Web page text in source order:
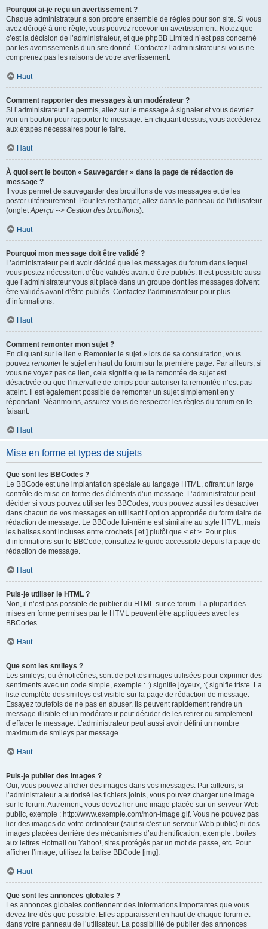
Pourquoi ai-je reçu un avertissement ?
Chaque administrateur a son propre ensemble de règles pour son site. Si vous
avez dérogé à une règle, vous pouvez recevoir un avertissement. Notez que
c’est la décision de l’administrateur, et que phpBB Limited n’est pas concerné
par les avertissements d’un site donné. Contactez l’administrateur si vous ne
comprenez pas les raisons de votre avertissement.
Haut
Comment rapporter des messages à un modérateur ?
Si l’administrateur l’a permis, allez sur le message à signaler et vous devriez
voir un bouton pour rapporter le message. En cliquant dessus, vous accéderez
aux étapes nécessaires pour le faire.
Haut
À quoi sert le bouton « Sauvegarder » dans la page de rédaction de
message ?
Il vous permet de sauvegarder des brouillons de vos messages et de les
poster ultérieurement. Pour les recharger, allez dans le panneau de l’utilisateur
(ongletAperçu --> Gestion des brouillons).
Haut
Pourquoi mon message doit être validé ?
L’administrateur peut avoir décidé que les messages du forum dans lequel
vous postez nécessitent d’être validés avant d’être publiés. Il est possible aussi
que l’administrateur vous ait placé dans un groupe dont les messages doivent
être validés avant d’être publiés. Contactez l’administrateur pour plus
d’informations.
Haut
Comment remonter mon sujet ?
En cliquant sur le lien « Remonter le sujet » lors de sa consultation, vous
pouvez remonterle sujet en haut du forum sur la première page. Par ailleurs, si
vous ne voyez pas ce lien, cela signifie que la remontée de sujet est
désactivée ou que l’intervalle de temps pour autoriser la remontée n’est pas
atteint. Il est également possible de remonter un sujet simplement en y
répondant. Néanmoins, assurez-vous de respecter les règles du forum en le
faisant.
Haut
Mise en forme et types de sujets
Que sont les BBCodes ?
Le BBCode est une implantation spéciale au langage HTML, offrant un large
contrôle de mise en forme des éléments d’un message. L’administrateur peut
décider si vous pouvez utiliser les BBCodes, vous pouvez aussi les désactiver
dans chacun de vos messages en utilisant l’option appropriée du formulaire de
rédaction de message. Le BBCode lui-même est similaire au style HTML, mais
les balises sont incluses entre crochets [ et ] plutôt que < et >. Pour plus
d’informations sur le BBCode, consultez le guide accessible depuis la page de
rédaction de message.
Haut
Puis-je utiliser le HTML ?
Non, il n’est pas possible de publier du HTML sur ce forum. La plupart des
mises en forme permises par le HTML peuvent être appliquées avec les
BBCodes.
Haut
Que sont les smileys ?
Les smileys, ou émoticônes, sont de petites images utilisées pour exprimer des
sentiments avec un code simple, exemple : :) signifie joyeux, :( signifie triste. La
liste complète des smileys est visible sur la page de rédaction de message.
Essayez toutefois de ne pas en abuser. Ils peuvent rapidement rendre un
message illisible et un modérateur peut décider de les retirer ou simplement
d’effacer le message. L’administrateur peut aussi avoir défini un nombre
maximum de smileys par message.
Haut
Puis-je publier des images ?
Oui, vous pouvez afficher des images dans vos messages. Par ailleurs, si
l’administrateur a autorisé les fichiers joints, vous pouvez charger une image
sur le forum. Autrement, vous devez lier une image placée sur un serveur Web
public, exemple : http://www.exemple.com/mon-image.gif. Vous ne pouvez pas
lier des images de votre ordinateur (sauf si c’est un serveur Web public) ni des
images placées derrière des mécanismes d’authentification, exemple : boîtes
aux lettres Hotmail ou Yahoo!, sites protégés par un mot de passe, etc. Pour
afficher l’image, utilisez la balise BBCode [img].
Haut
Que sont les annonces globales ?
Les annonces globales contiennent des informations importantes que vous
devez lire dès que possible. Elles apparaissent en haut de chaque forum et
dans votre panneau de l’utilisateur. La possibilité de publier des annonces